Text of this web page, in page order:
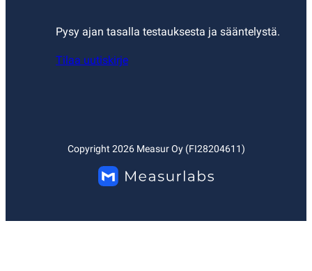
Pysy ajan tasalla testauksesta ja sääntelystä.
Tilaa uutiskirje
Copyright 2026Measur Oy (FI28204611)